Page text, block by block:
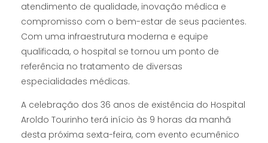
atendimento de qualidade, inovação médica e
compromisso com o bem-estar de seus pacientes.
Com uma infraestrutura moderna e equipe
qualificada, o hospital se tornou um ponto de
referência no tratamento de diversas
especialidades médicas.
A celebração dos 36 anos de existência do Hospital
Aroldo Tourinho terá início às 9 horas da manhã
desta próxima sexta-feira, com evento ecumênico